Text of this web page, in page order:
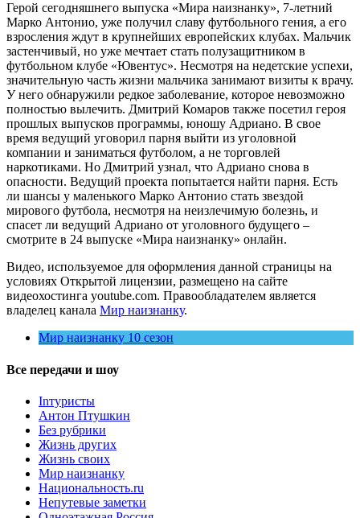
Герой сегодняшнего выпуска «Мира наизнанку», 7-летний
Марко Антонио, уже получил славу футбольного гения, а его
взросления ждут в крупнейших европейских клубах. Мальчик
застенчивый, но уже мечтает стать полузащитником в
футбольном клубе «Ювентус». Несмотря на недетские успехи,
значительную часть жизни мальчика занимают визиты к врачу.
У него обнаружили редкое заболевание, которое невозможно
полностью вылечить. Дмитрий Комаров также посетил героя
прошлых выпусков программы, юношу Адриано. В свое
время ведущий уговорил парня выйти из уголовной
компании и заниматься футболом, а не торговлей
наркотиками. Но Дмитрий узнал, что Адриано снова в
опасности. Ведущий проекта попытается найти парня. Есть
ли шансы у маленького Марко Антонио стать звездой
мирового футбола, несмотря на неизлечимую болезнь, и
спасет ли ведущий Адриано от уголовного будущего –
смотрите в 24 выпуске «Мира наизнанку» онлайн.
Видео, используемое для оформления данной страницы на
условиях Открытой лицензии, размещено на сайте
видеохостинга youtube.com. Правообладателем является
владелец канала Мир наизнанку.
Мир наизнанку 10 сезон
Все передачи и шоу
Inтуристы
Антон Птушкин
Без рубрики
Жизнь других
Жизнь своих
Мир наизнанку
Национальность.ru
Непутевые заметки